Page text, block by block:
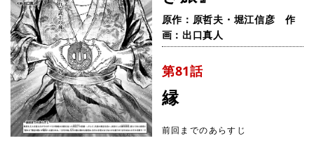
原作：原哲夫・堀江信彦 作
画：出口真人
第81話
縁
前回までのあらすじ